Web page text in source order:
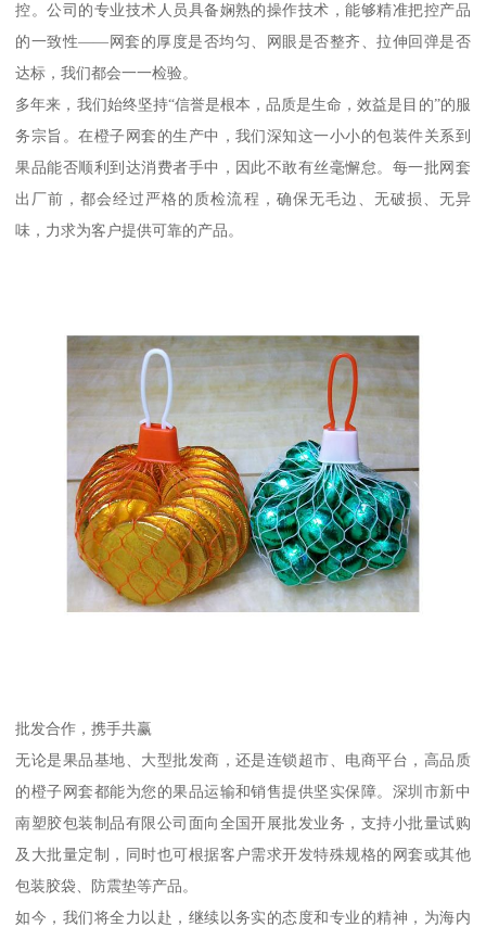
控。公司的专业技术人员具备娴熟的操作技术，能够精准把控产品
的一致性——网套的厚度是否均匀、网眼是否整齐、拉伸回弹是否
达标，我们都会一一检验。
多年来，我们始终坚持“信誉是根本，品质是生命，效益是目的”的服
务宗旨。在橙子网套的生产中，我们深知这一小小的包装件关系到
果品能否顺利到达消费者手中，因此不敢有丝毫懈怠。每一批网套
出厂前，都会经过严格的质检流程，确保无毛边、无破损、无异
味，力求为客户提供可靠的产品。
批发合作，携手共赢
无论是果品基地、大型批发商，还是连锁超市、电商平台，高品质
的橙子网套都能为您的果品运输和销售提供坚实保障。深圳市新中
南塑胶包装制品有限公司面向全国开展批发业务，支持小批量试购
及大批量定制，同时也可根据客户需求开发特殊规格的网套或其他
包装胶袋、防震垫等产品。
如今，我们将全力以赴，继续以务实的态度和专业的精神，为海内